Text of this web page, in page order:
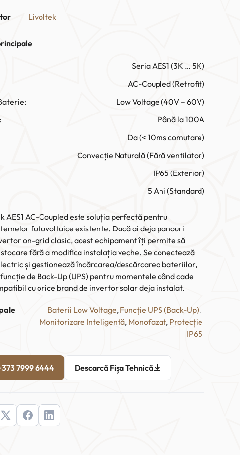
Livoltek
Seria AES1 (3K … 5K)
AC-Coupled (Retrofit)
Low Voltage (40V – 60V)
Până la 100A
Da (< 10ms comutare)
Convecție Naturală (Fără ventilator)
IP65 (Exterior)
5 Ani (Standard)
AES1 AC-Coupled este soluția perfectă pentru
fotovoltaice existente. Dacă ai deja panouri
on-grid clasic, acest echipament îți permite să
fără a modifica instalația veche. Se conectează
și gestionează încărcarea/descărcarea bateriilor,
de Back-Up (UPS) pentru momentele când cade
cu orice brand de invertor solar deja instalat.
Baterii Low Voltage, Funcție UPS (Back-Up)
Monitorizare Inteligentă, Monofazat, Protecție
IP65
7999 6444 Descarcă Fișa Tehnică